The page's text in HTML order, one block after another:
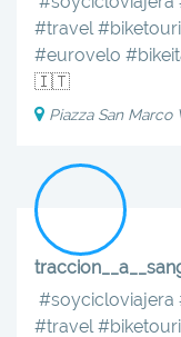
#travel
#eurovelo
🇮🇹
Piazza San Marco
#soycicloviajera
#travel